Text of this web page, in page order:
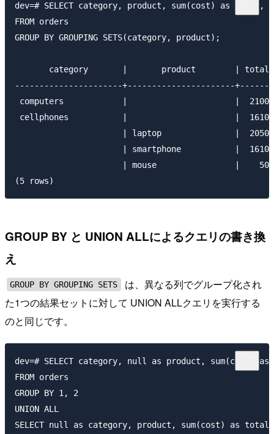
dev=# SELECT category, product, sum(cost) as
FROM orders
GROUP BY GROUPING SETS(category, product);
category       |       product        | total
----------------------+----------------------
computers            |                      |
cellphones           |                      |
| laptop               |  2050
| smartphone           |  1610
| mouse                |    50
GROUP BY と UNION ALLによるクエリの書き換
え
GROUP BY GROUPING SETS
は、異なる列でグループ化され
た1つの結果セットに対して UNION ALLクエリを実行する
のと同じです。
dev=# SELECT category, null as product, sum(cost)
FROM orders
GROUP BY 1, 2
UNION ALL
SELECT null as category, product, sum(cost) as total